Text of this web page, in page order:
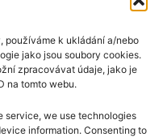
používáme k ukládání a/nebo
jako jsou soubory cookies.
zpracovávat údaje, jako je
na tomto webu.
service, we use technologies
information. Consenting to